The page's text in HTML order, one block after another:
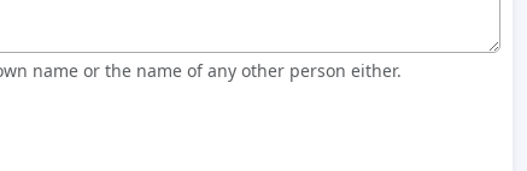
name or the name of any other person either.